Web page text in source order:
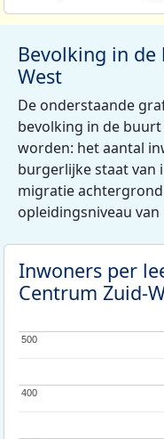
Bevolking in
West
De onderstaande
bevolking in de
worden: het aantal
burgerlijke staat van
migratie
opleidingsniveau
Inwoners per
Centrum Zuid-
400
400
500
500